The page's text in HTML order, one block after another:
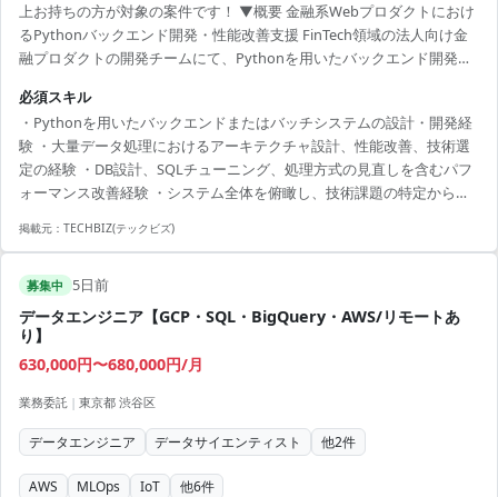
上お持ちの方が対象の案件です！ ▼概要 金融系Webプロダクトにおけ
るPythonバックエンド開発・性能改善支援 FinTech領域の法人向け金
融プロダクトの開発チームにて、Pythonを用いたバックエンド開発お
を扱うPythonバッチの実行速度に課題があり、DBの見直しも含めた抜
本的なパフォーマンス改善を進めているフェーズです。ご経験や得意
領域に応じて、システム全体を俯瞰しながら性能上の課題整理、改善
方針の検討、設計・開発までを担っていただく想定です。 ・Pythonを
用いたバックエ...
必須スキル
・Pythonを用いたバックエンドまたはバッチシステムの設計・開発経
験 ・大量データ処理におけるアーキテクチャ設計、性能改善、技術選
定の経験 ・DB設計、SQLチューニング、処理方式の見直しを含むパフ
ォーマンス改善経験 ・システム全体を俯瞰し、技術課題の特定から改
掲載元： TECHBIZ(テックビズ)
募集中 5日前
データエンジニア【GCP・SQL・BigQuery・AWS/リモートあ
り】
630,000円〜680,000円/月
業務委託 | 東京都 渋谷区
データエンジニア データサイエンティスト 他2件
AWS MLOps IoT 他6件